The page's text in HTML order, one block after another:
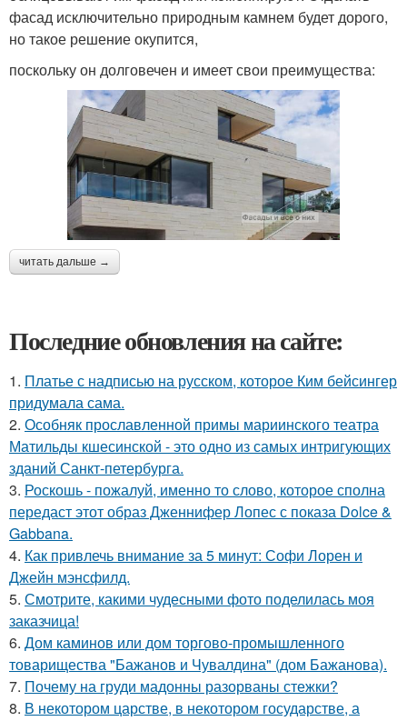
фасад исключительно природным камнем будет дорого,
но такое решение окупится,
поскольку он долговечен и имеет свои преимущества:
читать дальше →
Последние обновления на сайте:
1. Платье с надписью на русском, которое Ким бейсингер
придумала сама.
2. Особняк прославленной примы мариинского театра
Матильды кшесинской - это одно из самых интригующих
зданий Санкт-петербурга.
3. Роскошь - пожалуй, именно то слово, которое сполна
передаст этот образ Дженнифер Лопес с показа Dolce &
Gabbana.
4. Как привлечь внимание за 5 минут: Софи Лорен и
Джейн мэнсфилд.
5. Смотрите, какими чудесными фото поделилась моя
заказчица!
6. Дом каминов или дом торгово-промышленного
товарищества "Бажанов и Чувалдина" (дом Бажанова).
7. Почему на груди мадонны разорваны стежки?
8. В некотором царстве, в некотором государстве, а